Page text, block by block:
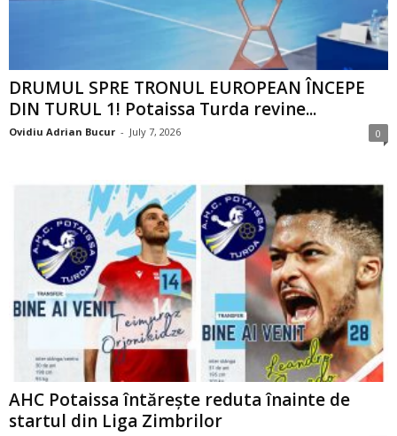
DRUMUL SPRE TRONUL EUROPEAN ÎNCEPE
DIN TURUL 1! Potaissa Turda revine...
Ovidiu Adrian Bucur - July 7, 2026 0
AHC Potaissa întărește reduta înainte de
startul din Liga Zimbrilor